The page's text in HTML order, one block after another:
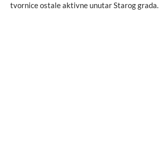
tvornice ostale aktivne unutar Starog grada.